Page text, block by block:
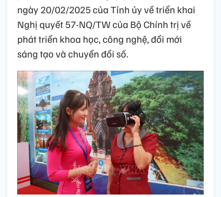
ngày 20/02/2025 của Tỉnh ủy về triển khai
Nghị quyết 57-NQ/TW của Bộ Chính trị về
phát triển khoa học, công nghệ, đổi mới
sáng tạo và chuyển đổi số.